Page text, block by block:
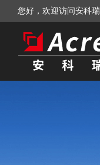
您好，欢迎访问安科